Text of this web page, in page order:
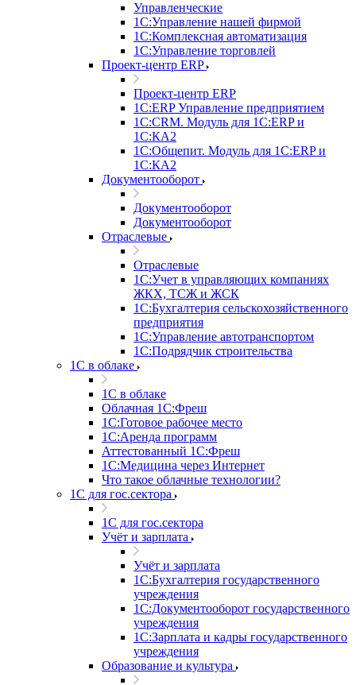
Управленческие
1С:Управление нашей фирмой
1С:Комплексная автоматизация
1С:Управление торговлей
Проект-центр ERP
Проект-центр ERP
1С:ERP Управление предприятием
1С:CRM. Модуль для 1С:ERP и
1С:КА2
1С:Общепит. Модуль для 1С:ERP и
1С:КА2
Документооборот
Документооборот
Документооборот
Отраслевые
Отраслевые
1С:Учет в управляющих компаниях
ЖКХ, ТСЖ и ЖСК
1С:Бухгалтерия сельскохозяйственного
предприятия
1С:Управление автотранспортом
1С:Подрядчик строительства
1C в облаке
1C в облаке
Облачная 1С:Фреш
1С:Готовое рабочее место
1C:Аренда программ
Аттестованный 1С:Фреш
1С:Медицина через Интернет
Что такое облачные технологии?
1С для гос.сектора
1С для гос.сектора
Учёт и зарплата
Учёт и зарплата
1С:Бухгалтерия государственного
учреждения
1С:Документооборот государственного
учреждения
1С:Зарплата и кадры государственного
учреждения
Образование и культура